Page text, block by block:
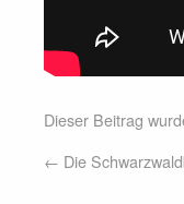
Dieser Beitrag
← Die